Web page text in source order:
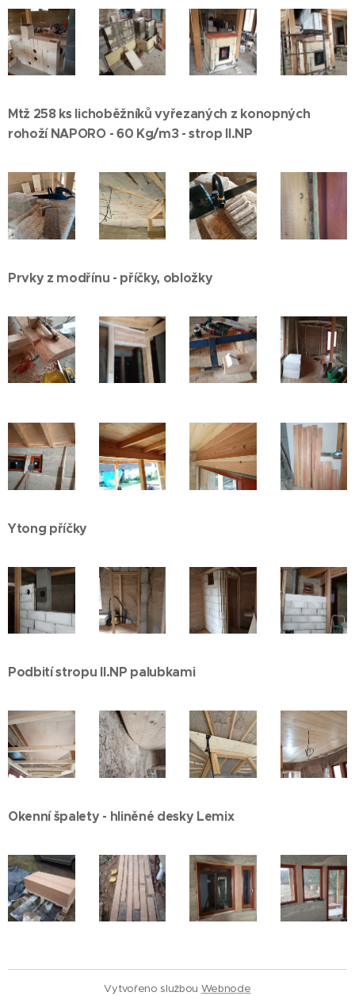
Mtž 258 ks lichoběžníků vyřezaných z konopných
rohoží NAPORO - 60 Kg/m3 - strop II.NP
Prvky z modřínu - příčky, obložky
Ytong příčky
Podbití stropu II.NP palubkami
Okenní špalety - hliněné desky Lemix
Vytvořeno službou Webnode